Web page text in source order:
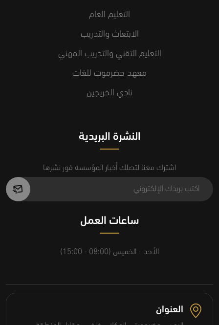
التعليم العام
الابتعاث والتدريب
التعليم التقني والتدريب المهني
معهد حضرموت للغات
نادي الخريجين
النشرة البريدية
اشترك معنا لتصلك أخبار المؤسسة فور نشرها
ساعات العمل
الأحد - الخميس (08:00 - 15:00)
العنوان